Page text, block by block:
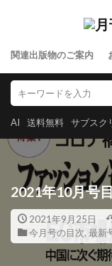
関連出版物のご案内
AI 送料無料 サブスク
2021年10月号
2021年9月25日
今月号の目次, 最新